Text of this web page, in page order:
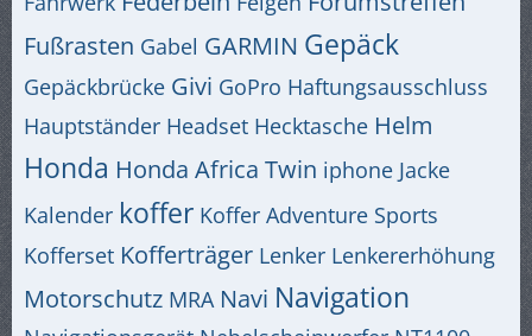
Fußrasten Gabel GARMIN Gepäck
Gepäckbrücke Givi GoPro Haftungsausschluss
Hauptständer Headset Hecktasche Helm
Honda Honda Africa Twin iphone Jacke
Kalender koffer Koffer Adventure Sports
Kofferset Kofferträger Lenker Lenkererhöhung
Motorschutz MRA Navi Navigation